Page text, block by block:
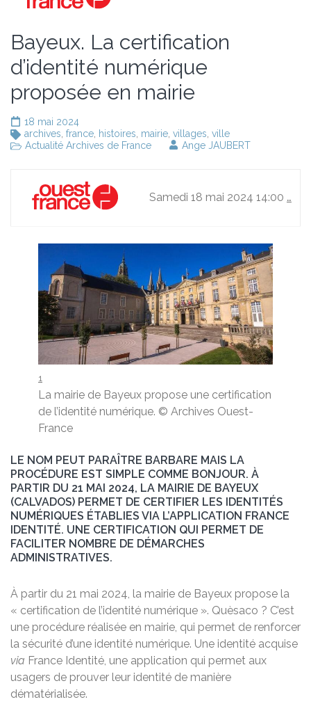
Bayeux. La certification
d’identité numérique
proposée en mairie
18 mai 2024
archives france histoires mairie villages ville
Actualité Archives de France
Ange JAUBERT
Samedi 18 mai 2024 14:00 …
1
La mairie de Bayeux propose une certification
de l’identité numérique. © Archives Ouest-
France
LE NOM PEUT PARAÎTRE BARBARE MAIS LA
PROCÉDURE EST SIMPLE COMME BONJOUR. À
PARTIR DU 21 MAI 2024, LA MAIRIE DE BAYEUX
(CALVADOS) PERMET DE CERTIFIER LES IDENTITÉS
NUMÉRIQUES ÉTABLIES VIA L’APPLICATION FRANCE
IDENTITÉ. UNE CERTIFICATION QUI PERMET DE
FACILITER NOMBRE DE DÉMARCHES
ADMINISTRATIVES.
À partir du 21 mai 2024, la mairie de Bayeux propose la
« certification de l’identité numérique ». Quèsaco ? C’est
une procédure réalisée en mairie, qui permet de renforcer
la sécurité d’une identité numérique. Une identité acquise
via France Identité, une application qui permet aux
usagers de prouver leur identité de manière
dématérialisée.